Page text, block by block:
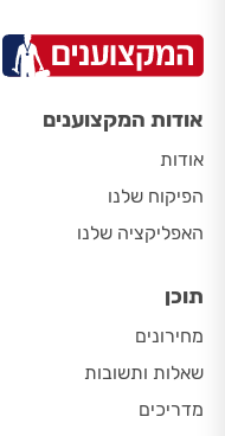
אודות המקצוענים
אודות
הפיקוח שלנו
האפליקציה שלנו
תוכן
מחירונים
שאלות ותשובות
מדריכים